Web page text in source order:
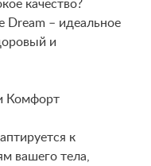
качество?
Dream – идеальное
и
Комфорт
к
вашего тела,